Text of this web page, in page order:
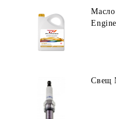
Свещ